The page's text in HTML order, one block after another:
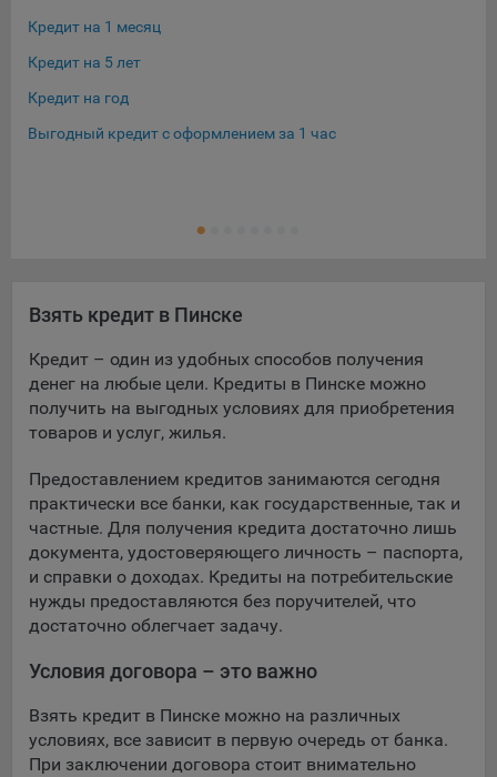
Кредит на 1 месяц
Кредит на 5 лет
Кредит на год
Выгодный кредит с оформлением за 1 час
Взять кредит в Пинске
Кредит – один из удобных способов получения
денег на любые цели. Кредиты в Пинске можно
получить на выгодных условиях для приобретения
товаров и услуг, жилья.
Предоставлением кредитов занимаются сегодня
практически все банки, как государственные, так и
частные. Для получения кредита достаточно лишь
документа, удостоверяющего личность – паспорта,
и справки о доходах. Кредиты на потребительские
нужды предоставляются без поручителей, что
достаточно облегчает задачу.
Условия договора – это важно
Взять кредит в Пинске можно на различных
условиях, все зависит в первую очередь от банка.
При заключении договора стоит внимательно